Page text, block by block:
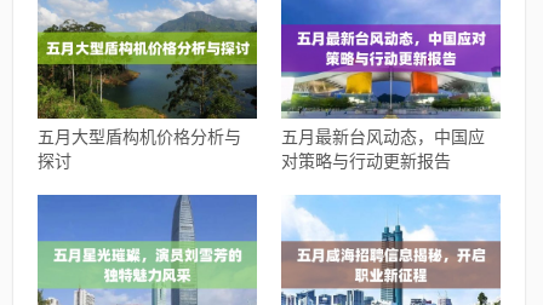
五月大型盾构机价格分析与
探讨
五月最新台风动态，中国应
对策略与行动更新报告